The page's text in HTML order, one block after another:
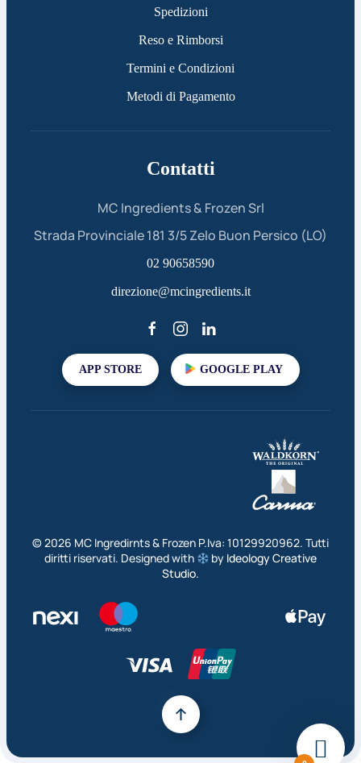
Spedizioni
Reso e Rimborsi
Termini e Condizioni
Metodi di Pagamento
Contatti
MC Ingredients & Frozen Srl
Strada Provinciale 181 3/5 Zelo Buon Persico (LO)
02 90658590
direzione@mcingredients.it
APP STORE GOOGLE PLAY
©2026 MC Ingredirnts & Frozen P.Iva: 10129920962. Tutti
diritti riservati. Designed with
by Ideology Creative
Studio.